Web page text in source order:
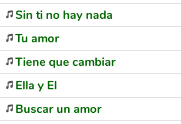
Sin ti no hay nada
Tu amor
Tiene que cambiar
Ella y El
Buscar un amor